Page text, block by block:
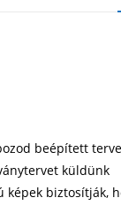
beépített
küldünk